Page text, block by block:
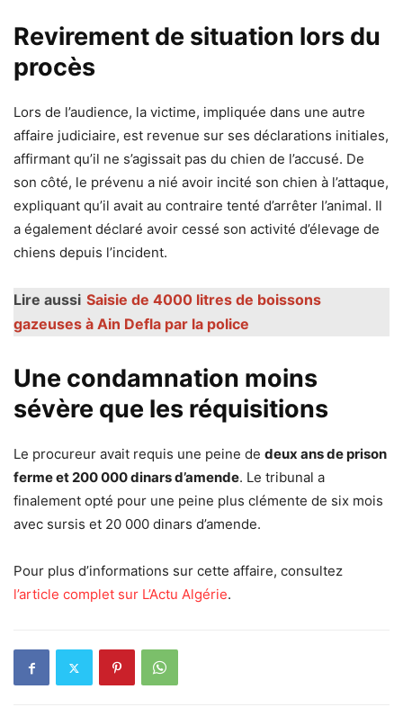
Revirement de situation lors du
procès
Lors de l’audience, la victime, impliquée dans une autre
affaire judiciaire, est revenue sur ses déclarations initiales,
affirmant qu’il ne s’agissait pas du chien de l’accusé. De
son côté, le prévenu a nié avoir incité son chien à l’attaque,
expliquant qu’il avait au contraire tenté d’arrêter l’animal. Il
a également déclaré avoir cessé son activité d’élevage de
chiens depuis l’incident.
Lire aussi Saisie de 4000 litres de boissons
gazeuses à Ain Defla par la police
Une condamnation moins
sévère que les réquisitions
Le procureur avait requis une peine de deux ans de prison
ferme et 200 000 dinars d’amende. Le tribunal a
finalement opté pour une peine plus clémente de six mois
avec sursis et 20 000 dinars d’amende.
Pour plus d’informations sur cette affaire, consultez
l’article complet sur L’Actu Algérie.